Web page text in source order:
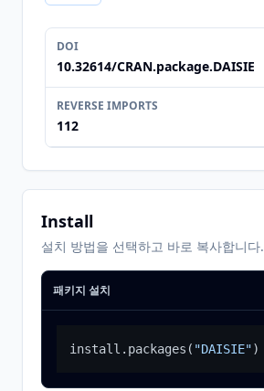
DOI
10.32614/CRAN.package.DAISIE
REVERSE IMPORTS
112
Install
설치 방법을 선택하고 바로 복사합니다.
패키지 설치
install.packages ( "DAISIE")